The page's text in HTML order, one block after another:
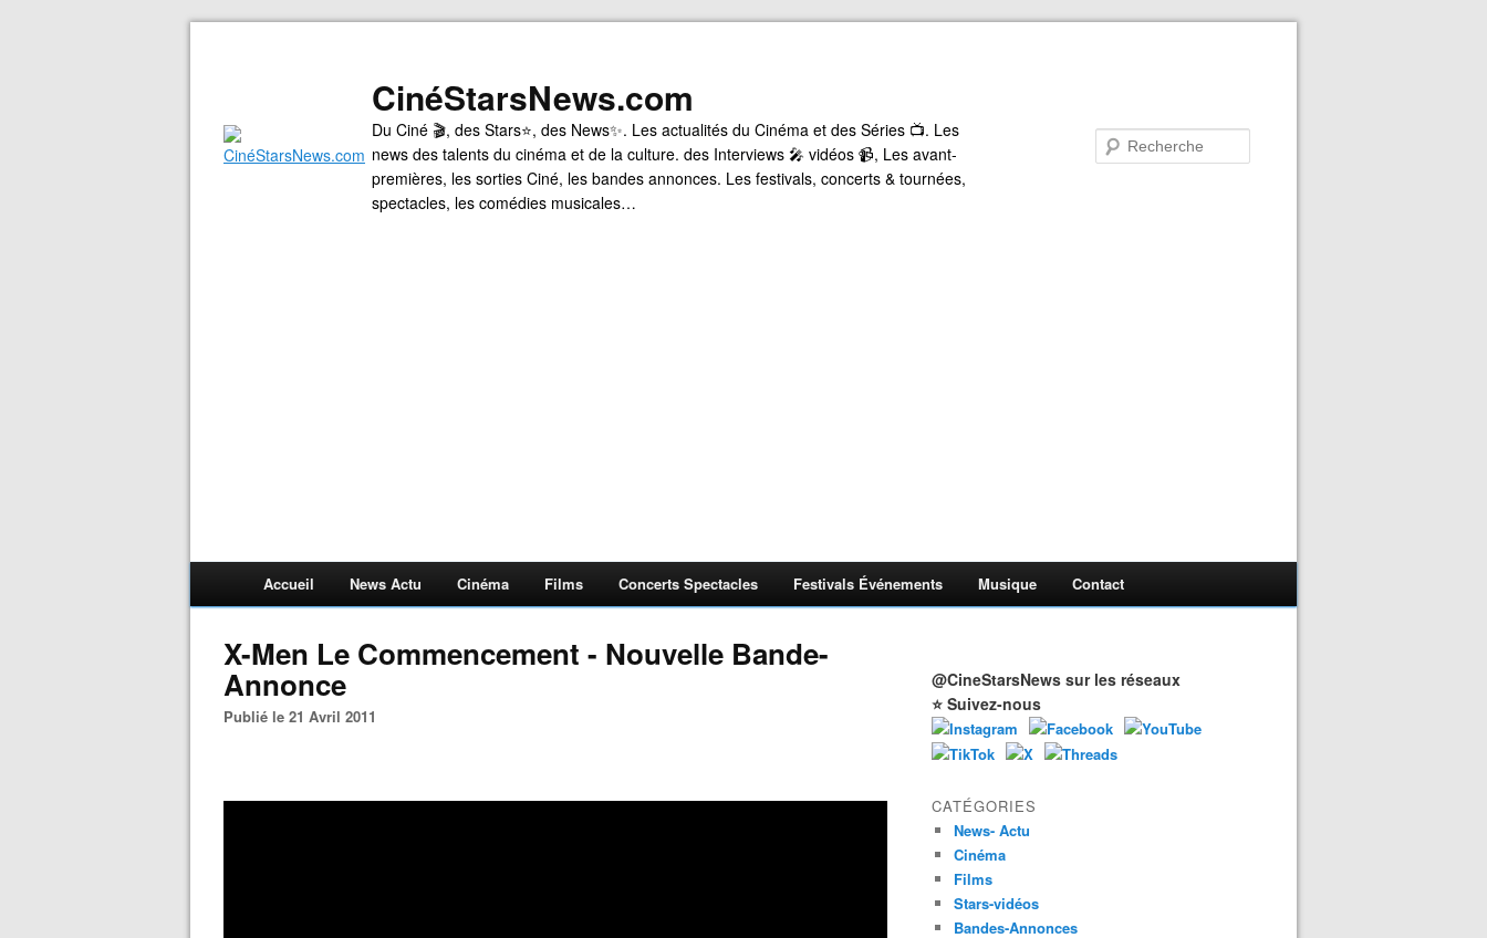
CinéStarsNews.com
Du Ciné 🎬, des Stars⭐, des News✨. Les actualités du Cinéma et des Séries 📺. Les
news des talents du cinéma et de la culture. des Interviews 🎤 vidéos 📹, Les avant-
premières, les sorties Ciné, les bandes annonces. Les festivals, concerts & tournées,
spectacles, les comédies musicales…
Accueil News Actu Cinéma Films Concerts Spectacles Festivals Événements Musique Contact
X-Men Le Commencement - Nouvelle Bande-
Annonce
Publié le 21 Avril 2011
@CineStarsNews sur les réseaux
⭐ Suivez-nous
CATÉGORIES
News- Actu
Cinéma
Films
Stars-vidéos
Bandes-Annonces